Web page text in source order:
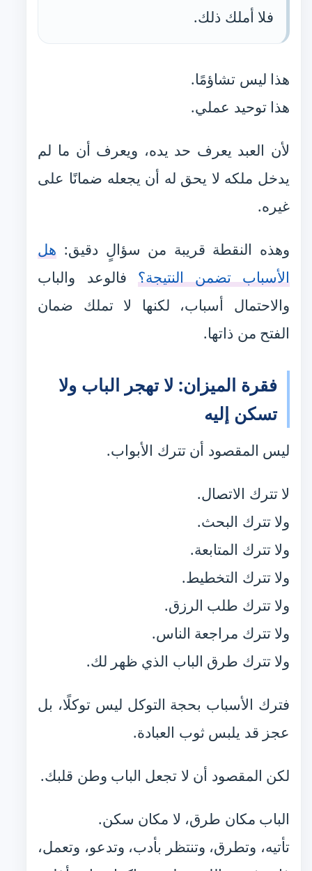
فلا أملك ذلك.
هذا ليس تشاؤمًا.
هذا توحيد عملي.
لأن العبد يعرف حد يده، ويعرف أن ما لم
يدخل ملكه لا يحق له أن يجعله ضمانًا على
غيره.
وهذه النقطة قريبة من سؤالٍ دقيق: هل
الأسباب تضمن النتيجة؟ فالوعد والباب
والاحتمال أسباب، لكنها لا تملك ضمان
الفتح من ذاتها.
فقرة الميزان: لا تهجر الباب ولا
تسكن إليه
ليس المقصود أن تترك الأبواب.
لا تترك الاتصال.
ولا تترك البحث.
ولا تترك المتابعة.
ولا تترك التخطيط.
ولا تترك طلب الرزق.
ولا تترك مراجعة الناس.
ولا تترك طرق الباب الذي ظهر لك.
فترك الأسباب بحجة التوكل ليس توكلًا، بل
عجز قد يلبس ثوب العبادة.
لكن المقصود أن لا تجعل الباب وطن قلبك.
الباب مكان طرق، لا مكان سكن.
تأتيه، وتطرق، وتنتظر بأدب، وتدعو، وتعمل،